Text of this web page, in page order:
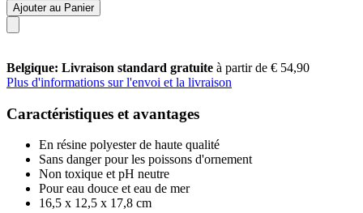
Ajouter au Panier
Belgique: Livraison standard gratuite à partir de € 54,90
Plus d'informations sur l'envoi et la livraison
Caractéristiques et avantages
En résine polyester de haute qualité
Sans danger pour les poissons d'ornement
Non toxique et pH neutre
Pour eau douce et eau de mer
16,5 x 12,5 x 17,8 cm